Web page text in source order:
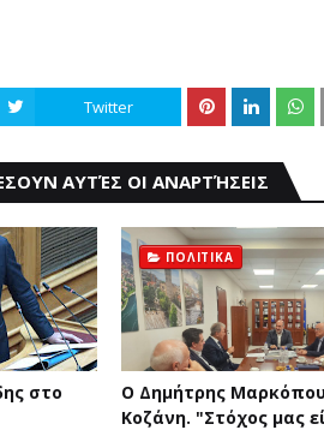
Twitter
ΑΥΤΈΣ ΟΙ ΑΝΑΡΤΉΣΕΙΣ
στο
ΠΟΛΙΤΙΚΑ
Ο Δημήτρης
Κοζάνη. "Στόχος μας